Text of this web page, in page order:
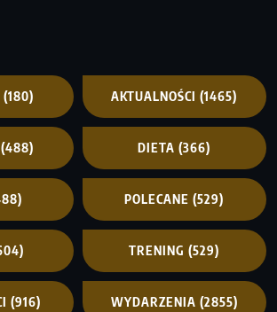
(180) AKTUALNOŚCI (1465)
(488) DIETA (366)
POLECANE (529)
TRENING (529)
(916) WYDARZENIA (2855)